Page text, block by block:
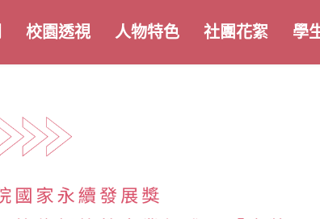
校園透視 人物特色 社團花絮 學